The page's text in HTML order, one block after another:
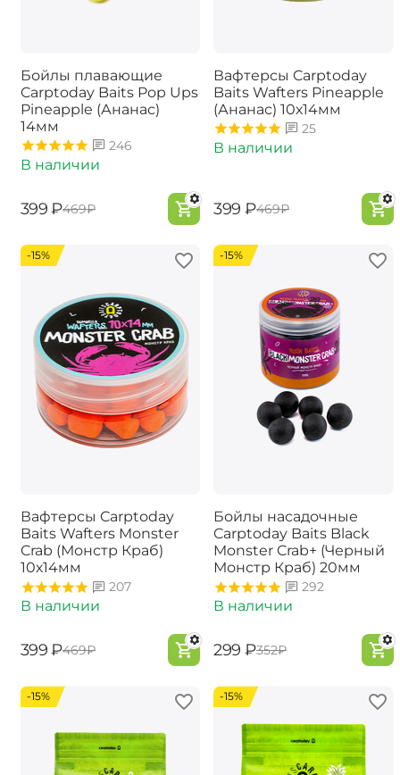
Бойлы плавающие
Carptoday Baits Pop Ups
Pineapple (Ананас)
14мм
246
В наличии
‍399‍ ₽‍469‍₽
Вафтерсы Carptoday
Baits Wafters Pineapple
(Ананас) 10х14мм
25
В наличии
‍399‍ ₽‍469‍₽
-15%
Вафтерсы Carptoday
Baits Wafters Monster
Crab (Монстр Краб)
10х14мм
207
В наличии
‍399‍ ₽‍469‍₽
-15%
Бойлы насадочные
Carptoday Baits Black
Monster Crab+ (Черный
Монстр Краб) 20мм
292
В наличии
‍299‍ ₽‍352‍₽
-15% -15%